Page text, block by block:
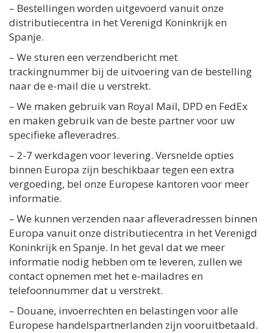
– Bestellingen worden uitgevoerd vanuit onze
distributiecentra in het Verenigd Koninkrijk en
Spanje.
– We sturen een verzendbericht met
trackingnummer bij de uitvoering van de bestelling
naar de e-mail die u verstrekt.
– We maken gebruik van Royal Mail, DPD en FedEx
en maken gebruik van de beste partner voor uw
specifieke afleveradres.
– 2-7 werkdagen voor levering. Versnelde opties
binnen Europa zijn beschikbaar tegen een extra
vergoeding, bel onze Europese kantoren voor meer
informatie.
– We kunnen verzenden naar afleveradressen binnen
Europa vanuit onze distributiecentra in het Verenigd
Koninkrijk en Spanje. In het geval dat we meer
informatie nodig hebben om te leveren, zullen we
contact opnemen met het e-mailadres en
telefoonnummer dat u verstrekt.
– Douane, invoerrechten en belastingen voor alle
Europese handelspartnerlanden zijn vooruitbetaald.